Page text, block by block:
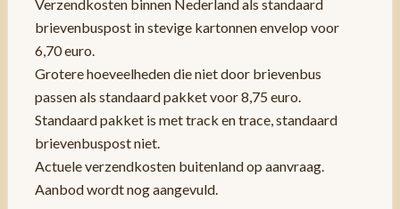
Verzendkosten binnen Nederland als standaard
brievenbuspost in stevige kartonnen envelop voor
6,70 euro.
Grotere hoeveelheden die niet door brievenbus
passen als standaard pakket voor 8,75 euro.
Standaard pakket is met track en trace, standaard
brievenbuspost niet.
Actuele verzendkosten buitenland op aanvraag.
Aanbod wordt nog aangevuld.